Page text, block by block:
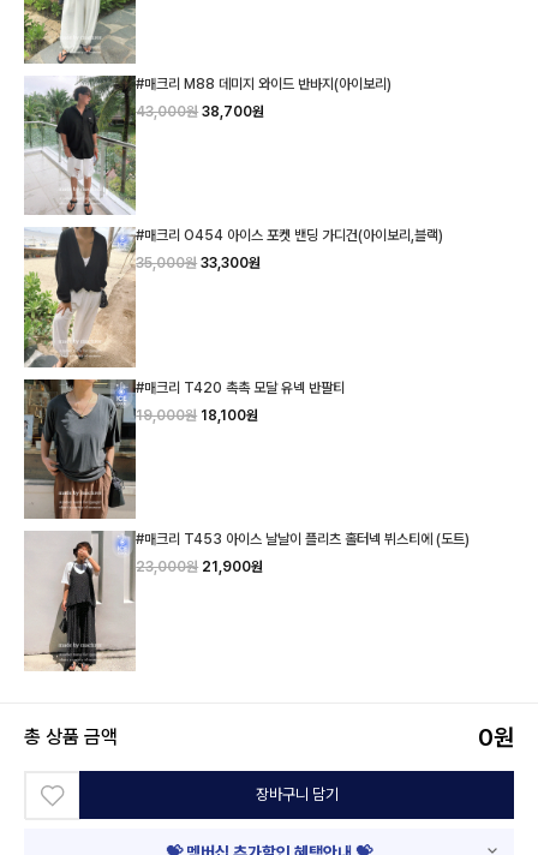
#매크리 M88 데미지 와이드 반바지(아이보리)
43,000원 38,700원
#매크리 O454 아이스 포켓 밴딩 가디건(아이보리,블랙)
35,000원 33,300원
#매크리 T420 촉촉 모달 유넥 반팔티
19,000원 18,100원
#매크리 T453 아이스 날날이 플리츠 홀터넥 뷔스티에 (도트)
23,000원 21,900원
총 상품 금액 0원
장바구니 담기